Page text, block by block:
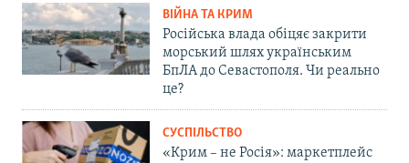
ВІЙНА ТА КРИМ
Російська влада обіцяє закрити
морський шлях українським
БпЛА до Севастополя. Чи реально
це?
СУСПІЛЬСТВО
«Крим – не Росія»: маркетплейс